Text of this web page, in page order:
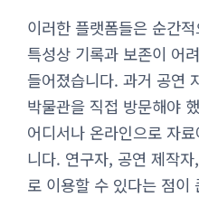
이러한 플랫폼들은 순간
특성상 기록과 보존이 어
들어졌습니다. 과거 공연
박물관을 직접 방문해야
어디서나 온라인으로 자
니다. 연구자, 공연 제작
로 이용할 수 있다는 점이